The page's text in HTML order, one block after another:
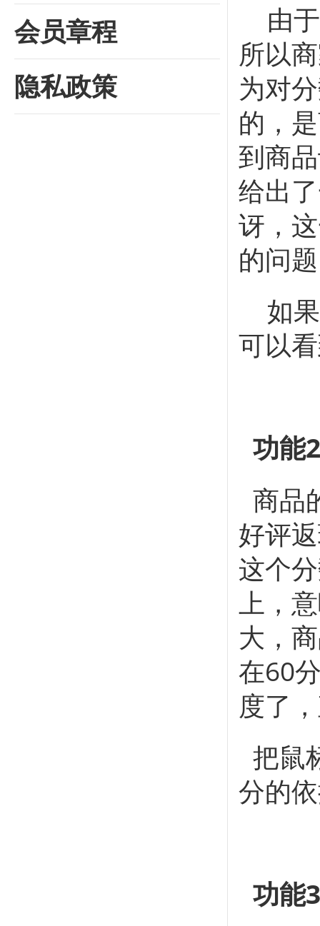
会员章程
隐私政策
由于
所以
为对
的，
到商
给出
讶，
的问
如果
可以
功能
商品
好评
这个
上，
大，
在60
度了
把鼠
分的
功能